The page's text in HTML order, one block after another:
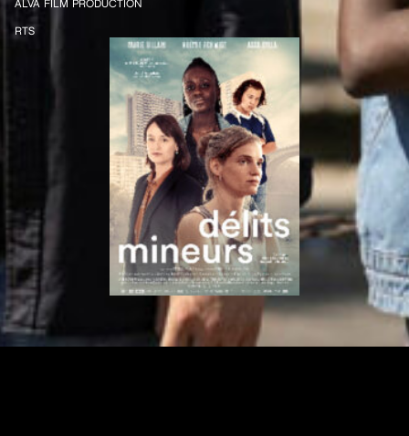
ALVA FILM PRODUCTION
RTS